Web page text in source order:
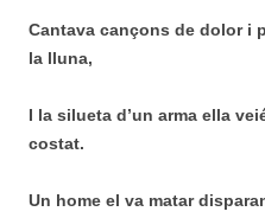
Cantava cançons de dolor i
la lluna,
I la silueta d’un arma ella
costat.
Un home el va matar